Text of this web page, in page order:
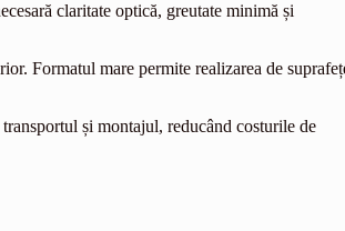
claritate optică, greutate minimă și
Formatul mare permite realizarea de
și montajul, reducând costurile de